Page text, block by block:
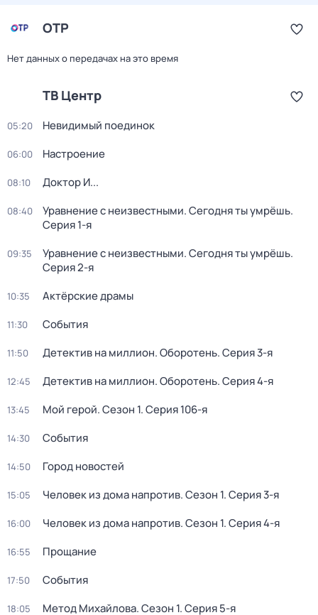
ОТР
Нет данных о передачах на это время
ТВ Центр
05:20 Невидимый поединок
06:00 Настроение
08:10 Доктор И...
08:40 Уравнение с неизвестными. Сегодня ты умрёшь.
Серия 1-я
09:35 Уравнение с неизвестными. Сегодня ты умрёшь.
Серия 2-я
10:35 Актёрские драмы
11:30 События
11:50 Детектив на миллион. Оборотень. Серия 3-я
12:45 Детектив на миллион. Оборотень. Серия 4-я
13:45 Мой герой. Сезон 1. Серия 106-я
14:30 События
14:50 Город новостей
15:05 Человек из дома напротив. Сезон 1. Серия 3-я
16:00 Человек из дома напротив. Сезон 1. Серия 4-я
16:55 Прощание
17:50 События
18:05 Метод Михайлова. Сезон 1. Серия 5-я